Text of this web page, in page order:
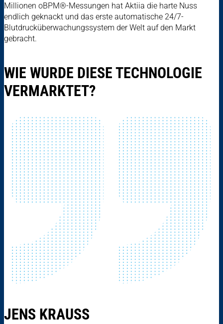
Millionen oBPM®-Messungen hat Aktiia die harte Nuss
endlich geknackt und das erste automatische 24/7-
Blutdrucküberwachungssystem der Welt auf den Markt
gebracht.
WIE WURDE DIESE TECHNOLOGIE
VERMARKTET?
JENS KRAUSS